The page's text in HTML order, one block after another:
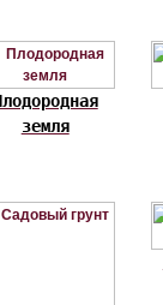
земля